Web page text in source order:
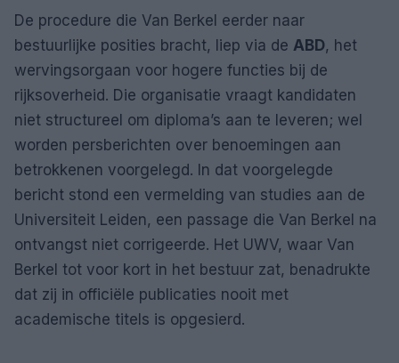
De procedure die Van Berkel eerder naar
bestuurlijke posities bracht, liep via de ABD, het
wervingsorgaan voor hogere functies bij de
rijksoverheid. Die organisatie vraagt kandidaten
niet structureel om diploma’s aan te leveren; wel
worden persberichten over benoemingen aan
betrokkenen voorgelegd. In dat voorgelegde
bericht stond een vermelding van studies aan de
Universiteit Leiden, een passage die Van Berkel na
ontvangst niet corrigeerde. Het UWV, waar Van
Berkel tot voor kort in het bestuur zat, benadrukte
dat zij in officiële publicaties nooit met
academische titels is opgesierd.